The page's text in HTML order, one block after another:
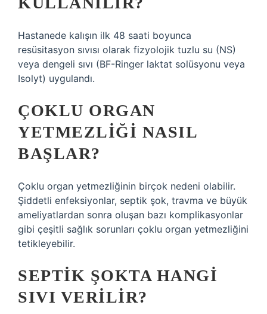
Hastanede kalışın ilk 48 saati boyunca
resüsitasyon sıvısı olarak fizyolojik tuzlu su (NS)
veya dengeli sıvı (BF-Ringer laktat solüsyonu veya
Isolyt) uygulandı.
ÇOKLU ORGAN
YETMEZLIĞI NASIL
BAŞLAR?
Çoklu organ yetmezliğinin birçok nedeni olabilir.
Şiddetli enfeksiyonlar, septik şok, travma ve büyük
ameliyatlardan sonra oluşan bazı komplikasyonlar
gibi çeşitli sağlık sorunları çoklu organ yetmezliğini
tetikleyebilir.
SEPTIK ŞOKTA HANGI
SIVI VERILIR?